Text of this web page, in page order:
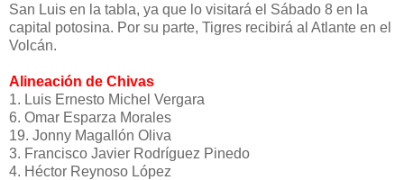
San Luis en la tabla, ya que lo visitará el Sábado 8 en la
capital potosina. Por su parte, Tigres recibirá al Atlante en el
Volcán.
Alineación de Chivas
1. Luis Ernesto Michel Vergara
6. Omar Esparza Morales
19. Jonny Magallón Oliva
3. Francisco Javier Rodríguez Pinedo
4. Héctor Reynoso López